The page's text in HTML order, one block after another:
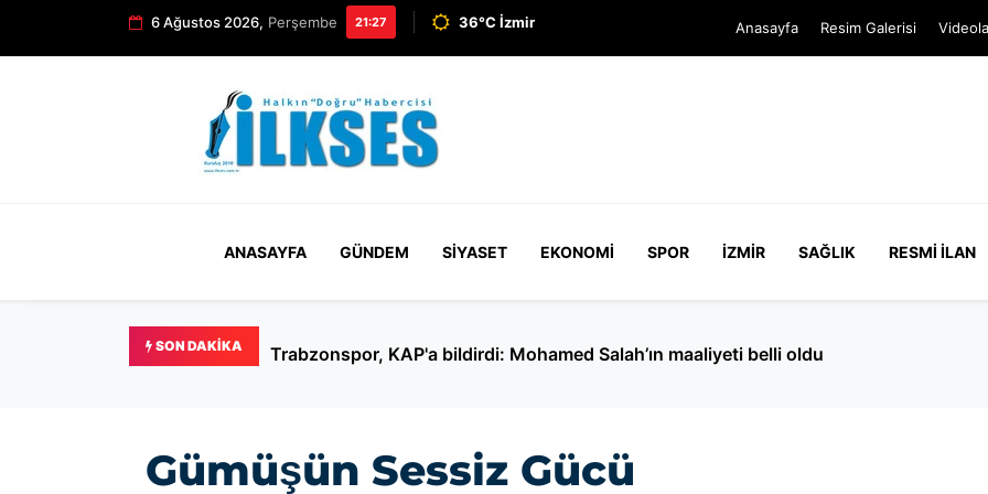
6 Ağustos 2026, Perşembe 21:27 36°C İzmir Anasayfa Resim Galerisi
ANASAYFA GÜNDEM SIYASET EKONOMI SPOR İZMIR SAĞLIK RESMI İLAN
SON DAKIKA Trabzonspor, KAP'a bildirdi: Mohamed Salah’ın maaliyeti belli oldu
Gümüşün Sessiz Gücü